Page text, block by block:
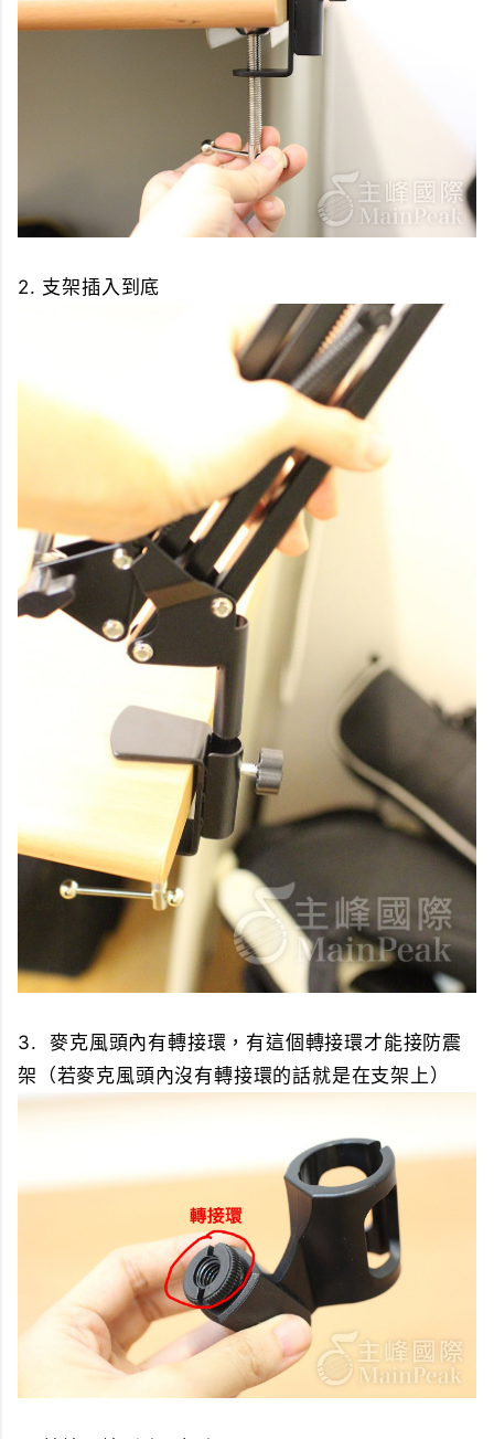
2. 支架插入到底
3. 麥克風頭內有轉接環，有這個轉接環才能接防震
架（若麥克風頭內沒有轉接環的話就是在支架上）